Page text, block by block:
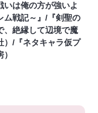
いは俺の方が強いよ
ム戦記～』/『剣聖の
、絶縁して辺境で魔
）/『ネタキャラ仮プ